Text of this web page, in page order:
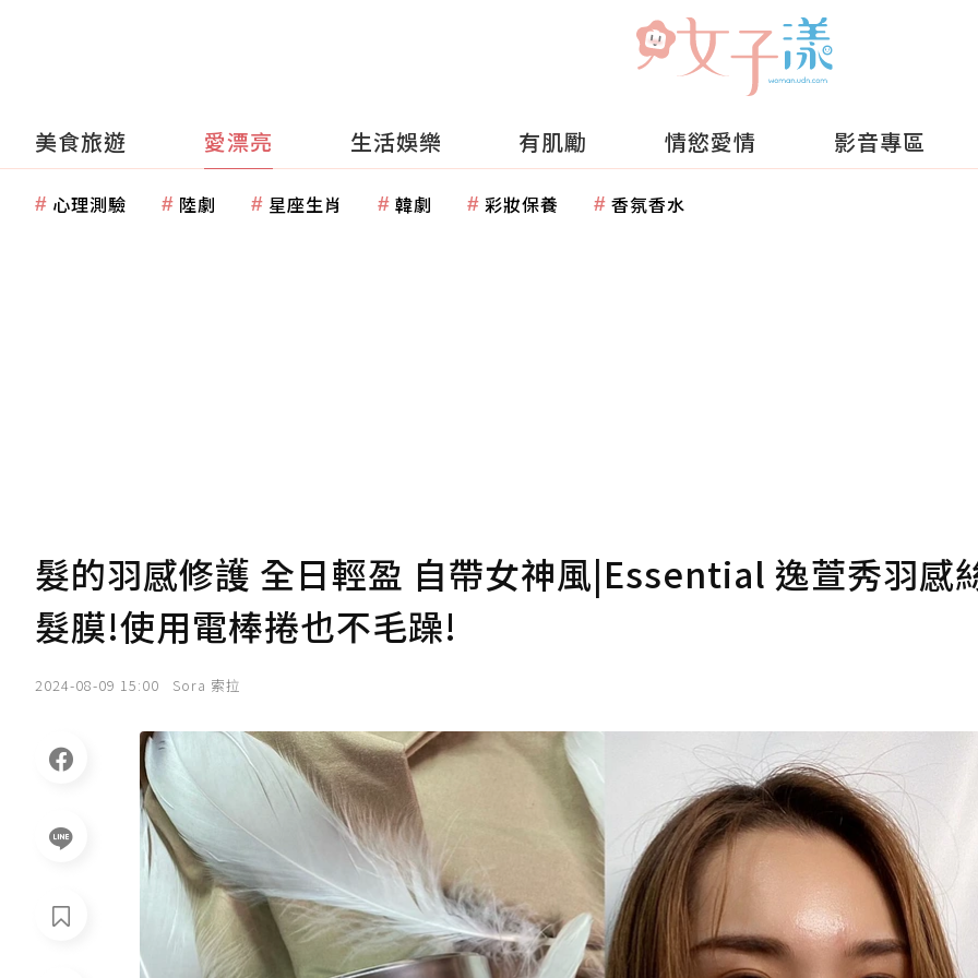
美食旅遊 愛漂亮 生活娛樂 有肌勵 情慾愛情 影音專區
心理測驗 陸劇 星座生肖 韓劇 彩妝保養 香氛香水
髮的羽感修護 全日輕盈 自帶女神風|Essential 逸萱秀羽感
髮膜!使用電棒捲也不毛躁!
2024-08-09 15:00 Sora 索拉